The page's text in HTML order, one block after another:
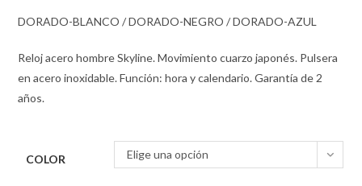
DORADO-BLANCO / DORADO-NEGRO / DORADO-AZUL
Reloj acero hombre Skyline. Movimiento cuarzo japonés. Pulsera
en acero inoxidable. Función: hora y calendario. Garantía de 2
años.
COLOR Elige una opción